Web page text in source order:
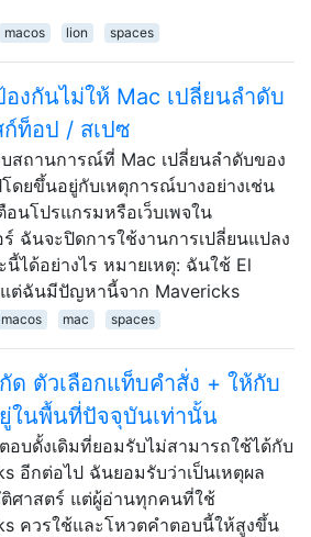
macos lion spaces
องกันไม่ให้ Mac เปลี่ยนลำดับ
ก์ท็อป / สเปซ
สถานการณ์ที่ Mac เปลี่ยนลำดับของ
ดยขึ้นอยู่กับเหตุการณ์บางอย่างเช่น
อนโปรแกรมหรือเว็บเพจใน
ร์ ฉันจะปิดการใช้งานการเปลี่ยนแปลง
นี้ได้อย่างไร หมายเหตุ: ฉันใช้ El
ต่ฉันมีปัญหานี้จาก Mavericks
macos mac spaces
ด ตัวเลือกแท็บคำสั่ง + ให้กับ
ในพื้นที่ปัจจุบันเท่านั้น
อบดั้งเดิมที่ยอมรับไม่สามารถใช้ได้กับ
อีกต่อไป ฉันยอมรับว่าเป็นเหตุผล
ศาสตร์ แต่ผู้อ่านทุกคนที่ใช้
ควรใช้และโหวตคำตอบนี้ให้สูงขึ้น